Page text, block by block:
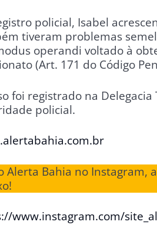
policial, Isabel
tiveram problemas
operandi voltado à
(Art. 171 do Código
foi registrado na
policial.
Alerta Bahia no Instagram,
www.instagram.com/